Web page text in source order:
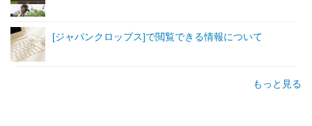
[ジャパンクロップス]で閲覧できる情報について
もっと見る